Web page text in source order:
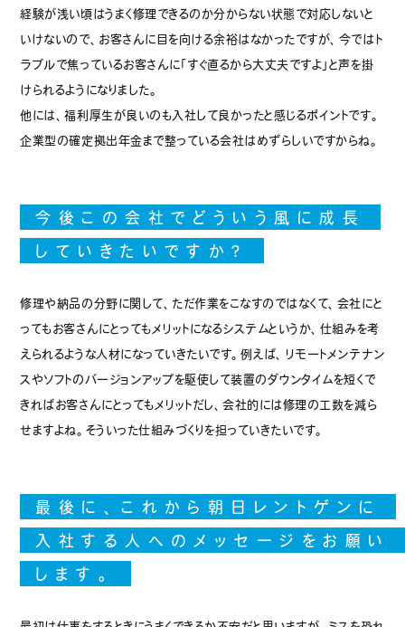
公式サイト
経験が浅い頃はうまく修理できるのか分からない状態で対応しないと
いけないので、お客さんに目を向ける余裕はなかったですが、今ではト
ラブルで焦っているお客さんに「すぐ直るから大丈夫ですよ」と声を掛
けられるようになりました。
他には、福利厚生が良いのも入社して良かったと感じるポイントです。
企業型の確定拠出年金まで整っている会社はめずらしいですからね。
今後この会社でどういう風に成長
していきたいですか？
修理や納品の分野に関して、ただ作業をこなすのではなくて、会社にと
ってもお客さんにとってもメリットになるシステムというか、仕組みを考
えられるような人材になっていきたいです。例えば、リモートメンテナン
スやソフトのバージョンアップを駆使して装置のダウンタイムを短くで
きればお客さんにとってもメリットだし、会社的には修理の工数を減ら
せますよね。そういった仕組みづくりを担っていきたいです。
最後に、これから朝日レントゲンに
入社する人へのメッセージをお願い
します。